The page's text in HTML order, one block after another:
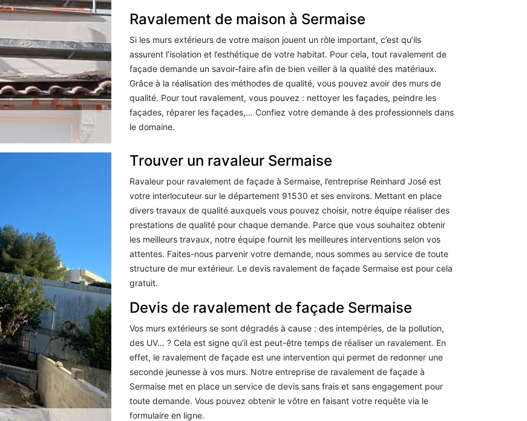
Ravalement de maison à Sermaise
Si les murs extérieurs de votre maison jouent un rôle important, c’est qu’ils
assurent l’isolation et l’esthétique de votre habitat. Pour cela, tout ravalement de
façade demande un savoir-faire afin de bien veiller à la qualité des matériaux.
Grâce à la réalisation des méthodes de qualité, vous pouvez avoir des murs de
qualité. Pour tout ravalement, vous pouvez : nettoyer les façades, peindre les
façades, réparer les façades,… Confiez votre demande à des professionnels dans
le domaine.
Trouver un ravaleur Sermaise
Ravaleur pour ravalement de façade à Sermaise, l’entreprise Reinhard José est
votre interlocuteur sur le département 91530 et ses environs. Mettant en place
divers travaux de qualité auxquels vous pouvez choisir, notre équipe réaliser des
prestations de qualité pour chaque demande. Parce que vous souhaitez obtenir
les meilleurs travaux, notre équipe fournit les meilleures interventions selon vos
attentes. Faites-nous parvenir votre demande, nous sommes au service de toute
structure de mur extérieur. Le devis ravalement de façade Sermaise est pour cela
gratuit.
Devis de ravalement de façade Sermaise
Vos murs extérieurs se sont dégradés à cause : des intempéries, de la pollution,
des UV… ? Cela est signe qu’il est peut-être temps de réaliser un ravalement. En
effet, le ravalement de façade est une intervention qui permet de redonner une
seconde jeunesse à vos murs. Notre entreprise de ravalement de façade à
Sermaise met en place un service de devis sans frais et sans engagement pour
toute demande. Vous pouvez obtenir le vôtre en faisant votre requête via le
formulaire en ligne.